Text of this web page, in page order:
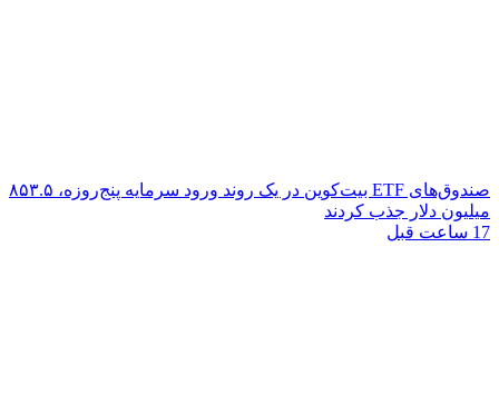
صندوق‌های ETF بیت‌کوین در یک روند ورود سرمایه پنج‌روزه، ۸۵۳.۵
میلیون دلار جذب کردند
17 ساعت قبل